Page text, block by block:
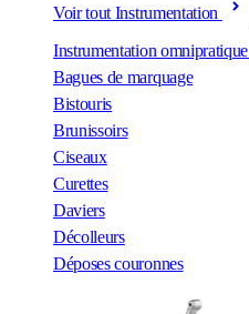
Voir tout Instrumentation
Instrumentation omnipratique
Bagues de marquage
Bistouris
Brunissoirs
Ciseaux
Curettes
Daviers
Décolleurs
Déposes couronnes